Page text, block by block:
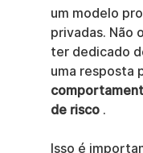
um modelo
privadas. Não
ter dedicado
uma resposta
de risco .
Isso é